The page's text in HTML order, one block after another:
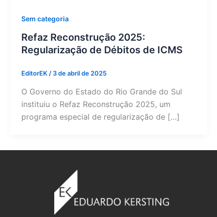
Sem categoria
Refaz Reconstrução 2025:
Regularização de Débitos de ICMS
EditorEK / 3 de abril de 2025
O Governo do Estado do Rio Grande do Sul
instituiu o Refaz Reconstrução 2025, um
programa especial de regularização de […]